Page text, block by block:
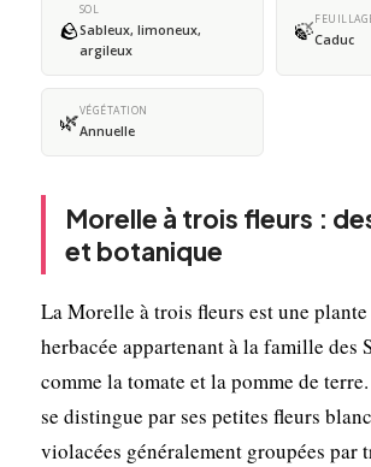
🪨
SOL
Sableux, limoneux,
argileux
🍃Caduc
🌿VÉGÉTATION
Annuelle
Morelle à trois fleurs :
et botanique
La Morelle à trois fleurs est une
herbacée appartenant à la famille des
comme la tomate et la pomme de
se distingue par ses petites fleurs
violacées généralement groupées par